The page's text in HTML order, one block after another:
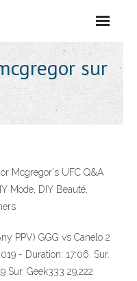
sur
Mcgregor's UFC Q&A
Mode, DIY Beauté,
PPV) GGG vs Canelo 2
- Duration: 17:06. Sur.
Sur. Geek333 29,222